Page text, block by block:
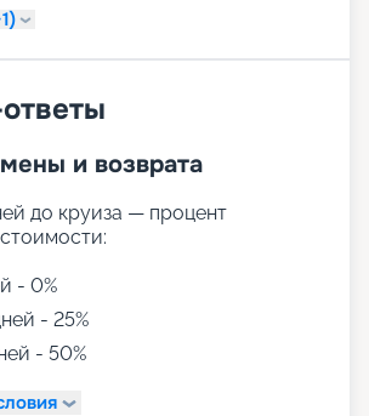
и возврата
до круиза — процент
- 0%
- 25%
- 50%